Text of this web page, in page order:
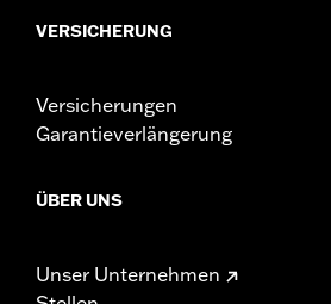
VERSICHERUNG
Versicherungen
Garantieverlängerung
ÜBER UNS
Unser Unternehmen